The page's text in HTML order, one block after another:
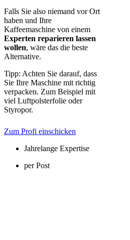
Falls Sie also niemand vor Ort
haben und Ihre
Kaffeemaschine von einem
Experten reparieren lassen
wollen, wäre das die beste
Alternative.
Tipp: Achten Sie darauf, dass
Sie Ihre Maschine mit richtig
verpacken. Zum Beispiel mit
viel Luftpolsterfolie oder
Styropor.
Zum Profi einschicken
Jahrelange Expertise
per Post